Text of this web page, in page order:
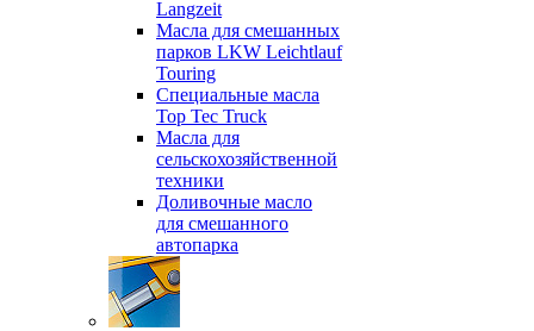
Langzeit
Масла для смешанных
парков LKW Leichtlauf
Touring
Специальные масла
Top Tec Truck
Масла для
сельскохозяйственной
техники
Доливочные масло
для смешанного
автопарка